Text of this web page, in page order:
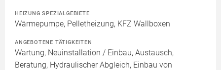
HEIZUNG SPEZIALGEBIETE
Wärmepumpe, Pelletheizung, KFZ Wallboxen
ANGEBOTENE TÄTIGKEITEN
Wartung, Neuinstallation / Einbau, Austausch,
Beratung, Hydraulischer Abgleich, Einbau von